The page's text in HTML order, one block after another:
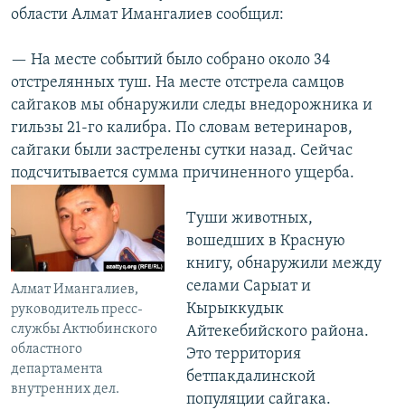
области Алмат Имангалиев сообщил:
— На месте событий было собрано около 34
отстрелянных туш. На месте отстрела самцов
сайгаков мы обнаружили следы внедорожника и
гильзы 21-го калибра. По словам ветеринаров,
сайгаки были застрелены сутки назад. Сейчас
подсчитывается сумма причиненного ущерба.
Алмат Имангалиев,
руководитель пресс-
службы Актюбинского
областного
департамента
внутренних дел.
Туши животных,
вошедших в Красную
книгу, обнаружили между
селами Сарыат и
Кырыккудык
Айтекебийского района.
Это территория
бетпакдалинской
популяции сайгака.